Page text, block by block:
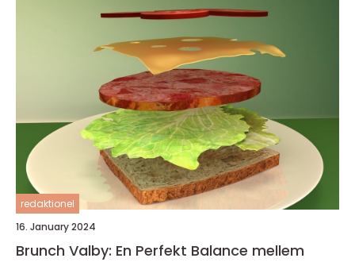
redaktionel
16. January 2024
Brunch Valby: En Perfekt Balance mellem